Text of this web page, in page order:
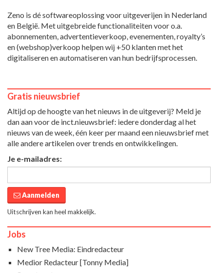
Zeno is dé softwareoplossing voor uitgeverijen in Nederland
en België. Met uitgebreide functionaliteiten voor o.a.
abonnementen, advertentieverkoop, evenementen, royalty’s
en (webshop)verkoop helpen wij +50 klanten met het
digitaliseren en automatiseren van hun bedrijfsprocessen.
Gratis nieuwsbrief
Altijd op de hoogte van het nieuws in de uitgeverij? Meld je
dan aan voor de inct.nieuwsbrief: iedere donderdag al het
nieuws van de week, één keer per maand een nieuwsbrief met
alle andere artikelen over trends en ontwikkelingen.
Je e-mailadres:
Aanmelden
Uitschrijven kan heel makkelijk.
Jobs
New Tree Media: Eindredacteur
Medior Redacteur [Tonny Media]